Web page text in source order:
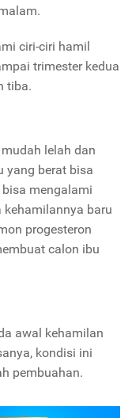
ciri-ciri hamil
trimester kedua
tiba.
lelah dan
yang berat bisa
mengalami
kehamilannya baru
progesteron
calon ibu
awal kehamilan
kondisi ini
pembuahan.